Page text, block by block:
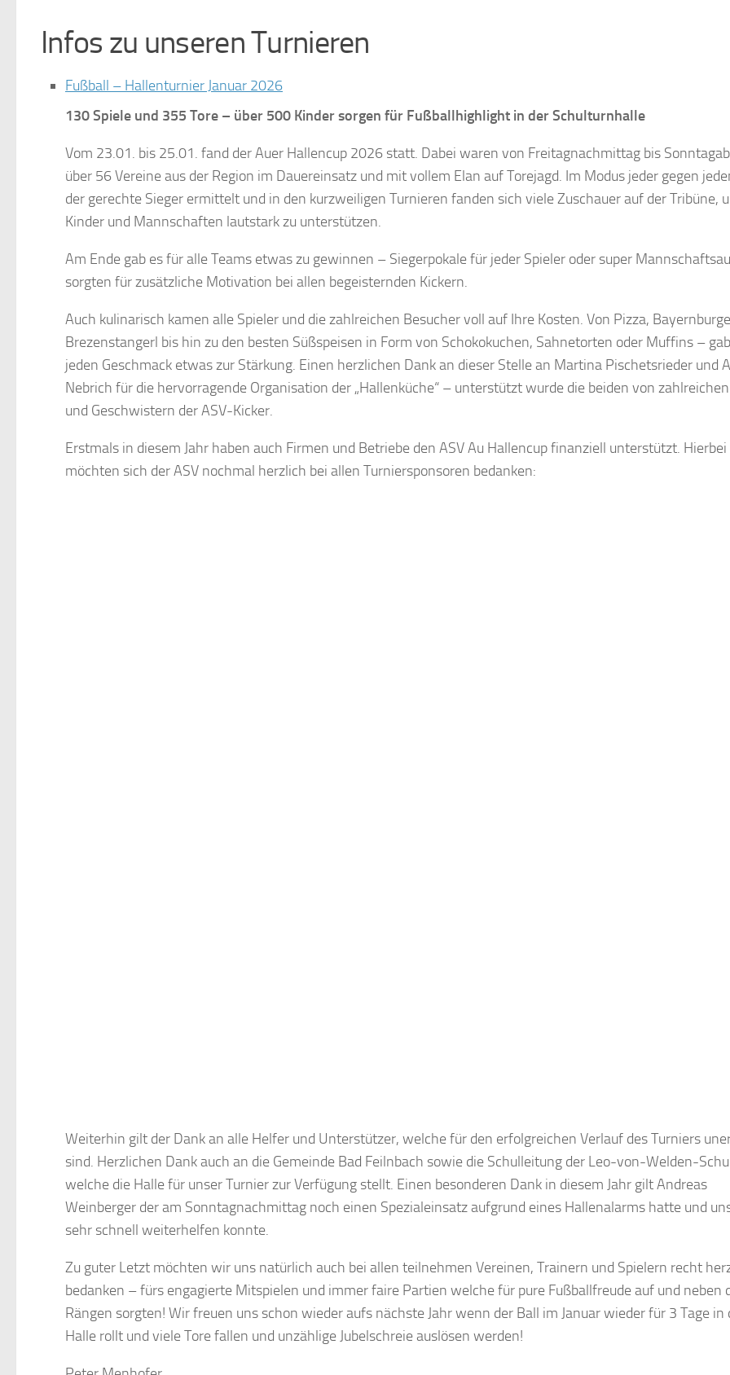
Infos zu unseren Turnieren
Fußball – Hallenturnier Januar 2026
130 Spiele und 355 Tore – über 500 Kinder sorgen für Fußballhighlight in der Schulturnhalle
Vom 23.01. bis 25.01. fand der Auer Hallencup 2026 statt. Dabei waren von Freitagnachmittag bis
über 56 Vereine aus der Region im Dauereinsatz und mit vollem Elan auf Torejagd. Im Modus jeder gegen
der gerechte Sieger ermittelt und in den kurzweiligen Turnieren fanden sich viele Zuschauer auf der Tribüne,
Kinder und Mannschaften lautstark zu unterstützen.
Am Ende gab es für alle Teams etwas zu gewinnen – Siegerpokale für jeder Spieler oder super
sorgten für zusätzliche Motivation bei allen begeisternden Kickern.
Auch kulinarisch kamen alle Spieler und die zahlreichen Besucher voll auf Ihre Kosten. Von Pizza,
Brezenstangerl bis hin zu den besten Süßspeisen in Form von Schokokuchen, Sahnetorten oder Muffins –
jeden Geschmack etwas zur Stärkung. Einen herzlichen Dank an dieser Stelle an Martina Pischetsrieder und
Nebrich für die hervorragende Organisation der „Hallenküche“ – unterstützt wurde die beiden von
und Geschwistern der ASV-Kicker.
Erstmals in diesem Jahr haben auch Firmen und Betriebe den ASV Au Hallencup finanziell unterstützt. Hierbei
möchten sich der ASV nochmal herzlich bei allen Turniersponsoren bedanken:
Weiterhin gilt der Dank an alle Helfer und Unterstützer, welche für den erfolgreichen Verlauf des Turniers
sind. Herzlichen Dank auch an die Gemeinde Bad Feilnbach sowie die Schulleitung der Leo-von-Welden-
welche die Halle für unser Turnier zur Verfügung stellt. Einen besonderen Dank in diesem Jahr gilt Andreas
Weinberger der am Sonntagnachmittag noch einen Spezialeinsatz aufgrund eines Hallenalarms hatte und
sehr schnell weiterhelfen konnte.
Zu guter Letzt möchten wir uns natürlich auch bei allen teilnehmen Vereinen, Trainern und Spielern recht
bedanken – fürs engagierte Mitspielen und immer faire Partien welche für pure Fußballfreude auf und neben
Rängen sorgten! Wir freuen uns schon wieder aufs nächste Jahr wenn der Ball im Januar wieder für 3 Tage in
Halle rollt und viele Tore fallen und unzählige Jubelschreie auslösen werden!